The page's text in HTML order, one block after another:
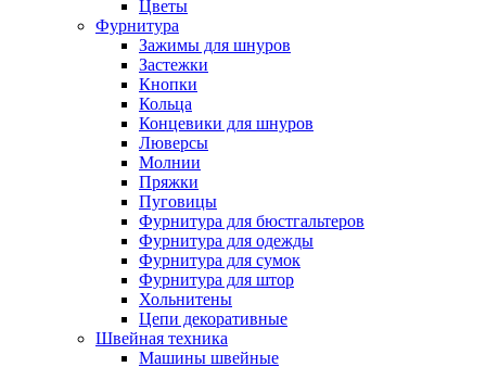
Цветы
Фурнитура
Зажимы для шнуров
Застежки
Кнопки
Кольца
Концевики для шнуров
Люверсы
Молнии
Пряжки
Пуговицы
Фурнитура для бюстгальтеров
Фурнитура для одежды
Фурнитура для сумок
Фурнитура для штор
Хольнитены
Цепи декоративные
Швейная техника
Машины швейные